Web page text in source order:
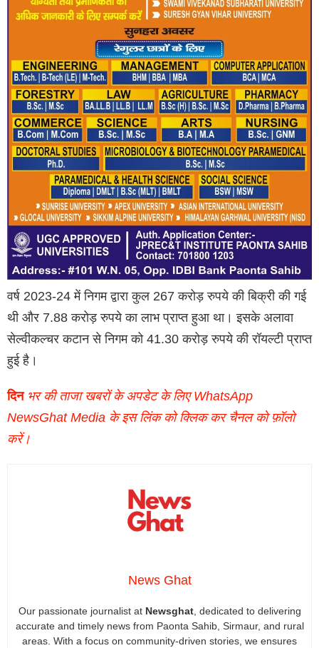
वर्ष 2023-24 में निगम द्वारा कुल 267 करोड़ रुपये की बिक्री की गई
थी और 7.88 करोड़ रुपये का लाभ प्राप्त हुआ था। इसके अलावा
सेल्वीकल्चर कटान से निगम को 41.30 करोड़ रुपये की रॉयल्टी प्राप्त
हुई है।
दिनभर की ताजा खबरों के अपडेट के लिए WhatsApp
NewsGhat Media के इस लिंक को क्लिक कर चैनल को फ़ॉलो
करें।
News Ghat
Our passionate journalist at Newsghat, dedicated to delivering
accurate and timely news from Paonta Sahib, Sirmaur, and rural
areas. With a focus on community-driven stories, we ensures